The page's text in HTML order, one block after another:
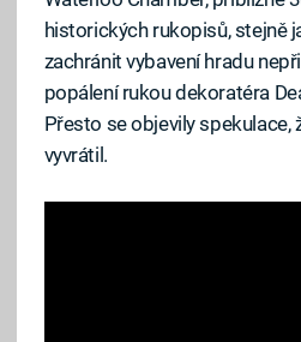
historických rukopisů, stejně
zachránit vybavení hradu
popálení rukou dekoratéra
Přesto se objevily spekulace,
vyvrátil.